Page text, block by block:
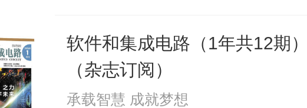
软件和集成电路（1年共12期）
（杂志订阅）
承载智慧 成就梦想